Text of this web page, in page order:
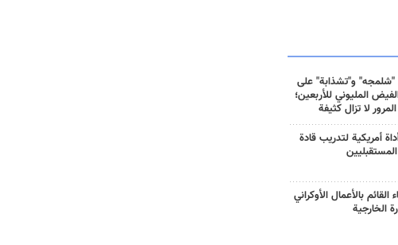
و"تشذابة" على
المليوني للأربعين؛
لا تزال كثيفة
أمريكية لتدريب قادة
القائم بالأعمال الأوكراني
الخارجية